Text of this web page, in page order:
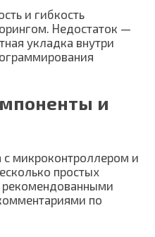
и гибкость
Недостаток —
укладка внутри
и
с микроконтроллером и
простых
по